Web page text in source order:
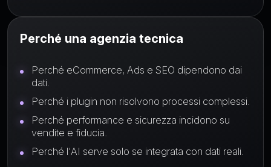
Perché una agenzia tecnica
Perché eCommerce, Ads e SEO dipendono dai
dati.
Perché i plugin non risolvono processi complessi.
Perché performance e sicurezza incidono su
vendite e fiducia.
Perché l'AI serve solo se integrata con dati reali.